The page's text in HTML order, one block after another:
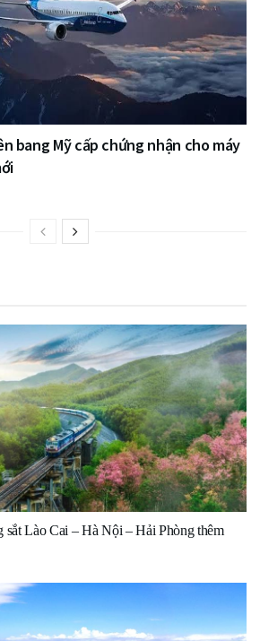
bang Mỹ cấp chứng nhận cho máy
sắt Lào Cai – Hà Nội – Hải Phòng thêm